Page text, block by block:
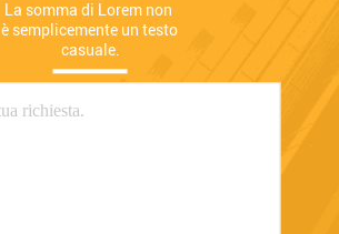
La somma di Lorem non
è semplicemente un testo
casuale.